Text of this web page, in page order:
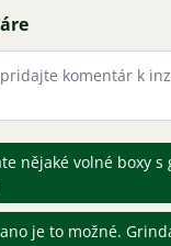
nějaké volné boxy s
je to možné.